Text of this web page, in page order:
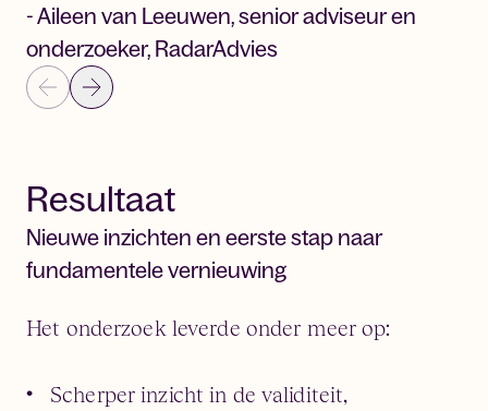
- Aileen van Leeuwen, senior adviseur en
onderzoeker, RadarAdvies
Resultaat
Nieuwe inzichten en eerste stap naar
fundamentele vernieuwing
Het onderzoek leverde onder meer op:
Scherper inzicht in de validiteit,